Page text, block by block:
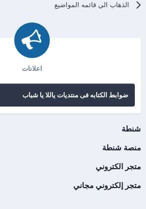
الذهاب الي قائمه المواضيع
اعلانات
ضوابط الكتابه فى منتديات ياللا يا شباب
شنطة
منصة شنطة
متجر الكتروني
متجر إلكتروني مجاني